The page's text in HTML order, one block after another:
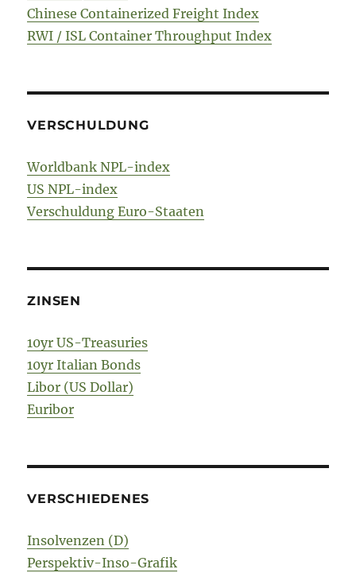
Chinese Containerized Freight Index
RWI / ISL Container Throughput Index
VERSCHULDUNG
Worldbank NPL-index
US NPL-index
Verschuldung Euro-Staaten
ZINSEN
10yr US-Treasuries
10yr Italian Bonds
Libor (US Dollar)
Euribor
VERSCHIEDENES
Insolvenzen (D)
Perspektiv-Inso-Grafik